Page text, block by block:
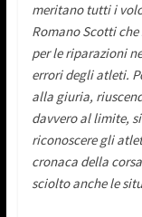
meritano tutti i
Romano Scotti
per le riparazioni
errori degli atleti.
alla giuria,
davvero al limite,
riconoscere gli
cronaca della
sciolto anche le